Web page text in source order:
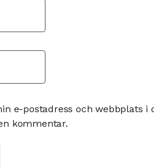
e-postadress och webbplats i
kommentar.